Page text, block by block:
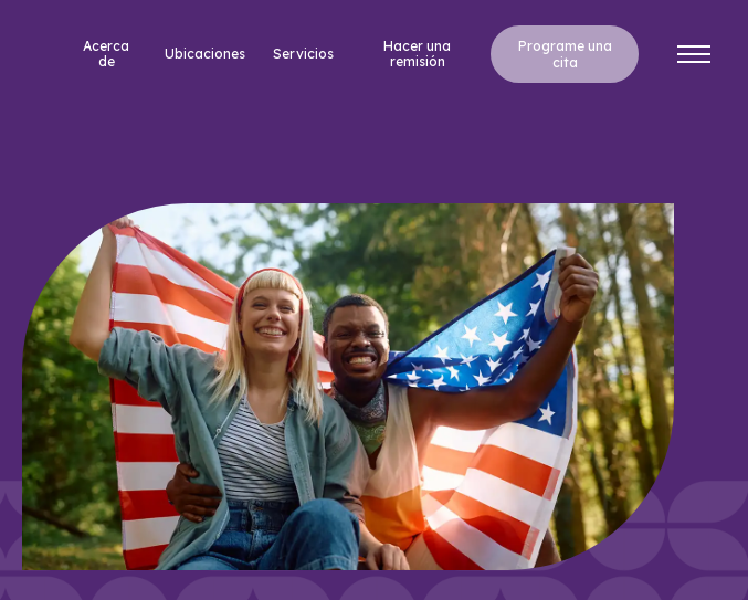
Acerca
de
Ubicaciones Servicios
Hacer una
remisión
Programe una
cita